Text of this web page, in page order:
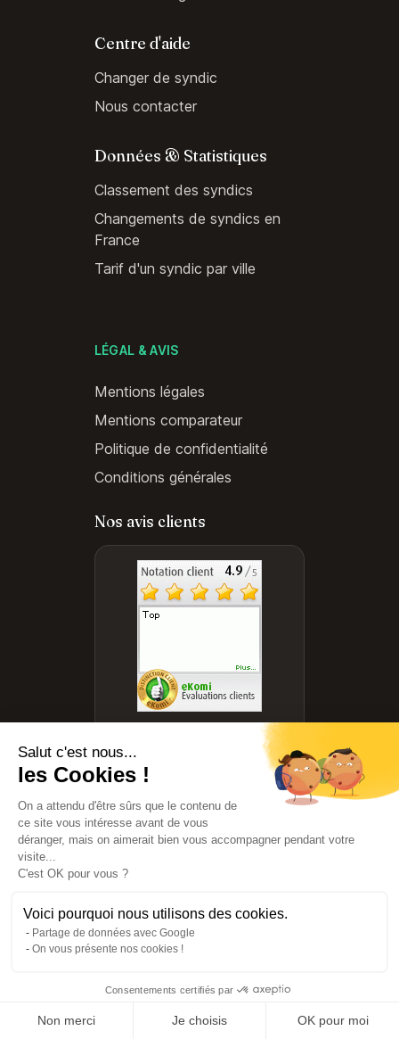
Salut c'est nous...
les Cookies !
On a attendu d'être sûrs que le contenu de
ce site vous intéresse avant de vous
déranger, mais on aimerait bien vous accompagner pendant votre
visite...
C'est OK pour vous ?
Voici pourquoi nous utilisons des cookies.
Partage de données avec Google
On vous présente nos cookies !
Consentements certifiés par
Non merci Je choisis OK pour moi
Centre d'aide
Changer de syndic
Nous contacter
Données & Statistiques
Classement des syndics
Changements de syndics en
France
Tarif d'un syndic par ville
LÉGAL & AVIS
Mentions légales
Mentions comparateur
Politique de confidentialité
Conditions générales
Nos avis clients
558K+
Immeubles
5K+
données
128K+
Comparaisons
Note moyenne